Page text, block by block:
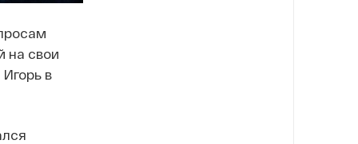
на свои
в